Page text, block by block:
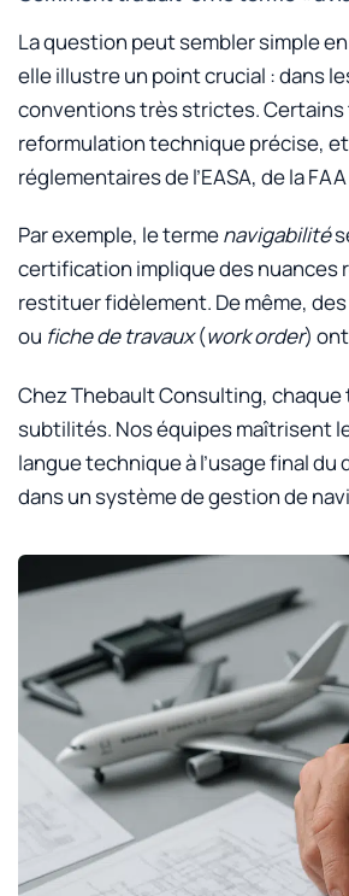
La question peut sembler simple
elle illustre un point crucial : dans
conventions très strictes. Certains
reformulation technique précise,
réglementaires de l’EASA, de la FAA
Par exemple, le termenavigabilité
certification implique des nuances
restituer fidèlement. De même,
ou fiche de travaux(work order)
Chez Thebault Consulting,
subtilités. Nos équipes maîtrisent
langue technique à l’usage final
dans un système de gestion de